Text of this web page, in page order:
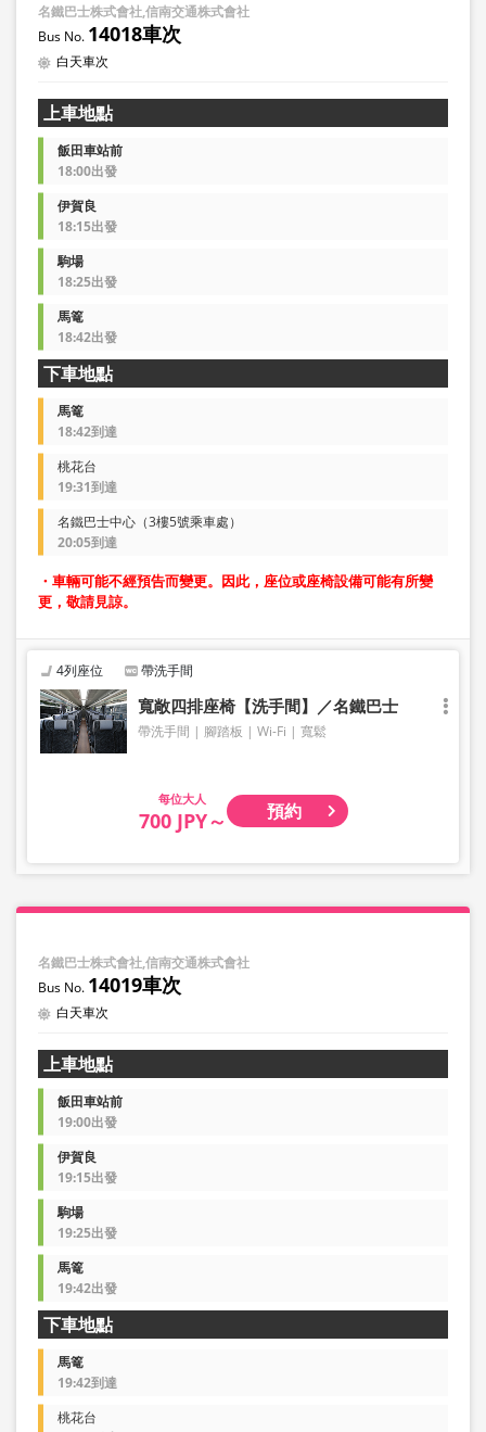
名鐵巴士株式會社,信南交通株式會社
14018車次
白天車次
上車地點
飯田車站前
18:00出發
伊賀良
18:15出發
駒場
18:25出發
馬篭
18:42出發
下車地點
馬篭
18:42到達
桃花台
19:31到達
名鐵巴士中心（3樓5號乘車處）
20:05到達
・車輛可能不經預告而變更。因此，座位或座椅設備可能有所變
更，敬請見諒。
4列座位 帶洗手間
寬敞四排座椅【洗手間】／名鐵巴士
帶洗手間 腳踏板 Wi-Fi 寬鬆
大人
700 JPY～ 預約
名鐵巴士株式會社,信南交通株式會社
14019車次
白天車次
上車地點
飯田車站前
19:00出發
伊賀良
19:15出發
駒場
19:25出發
馬篭
19:42出發
下車地點
馬篭
19:42到達
桃花台